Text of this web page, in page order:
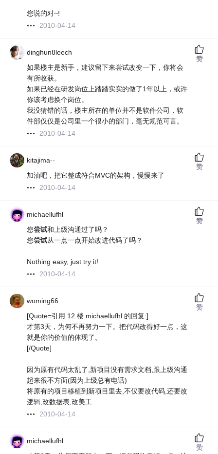
您说的对~!
2010-04-14
dinghun8leech
如果楼主是新手，建议留下来尝试改变一下，你将会
有所收获。
如果已经在研发岗位上踏踏实实的做了1年以上，或许
你该考虑换个岗位。
我没猜错的话，楼主所在的单位并不是软件公司，软
件部仅仅是公司里一个很小的部门，毫无规范可言。
2010-04-14
赞
kitajima--
加油吧，把它整成符合MVC的架构，慢慢来了
2010-04-14
赞
michaellufhl
您尝试和上级沟通过了吗？
您尝试从一点一点开始改进代码了吗？
Nothing easy, just try it!
2010-04-14
赞
woming66
[Quote=引用 12 楼 michaellufhl 的回复:]
才第3天，为何不再努力一下。把代码改得好一点，这
就是你的价值的体现了。
[/Quote]
因为原有代码太乱了,新项目没有需求文档,跟上级沟通
起来很不方面(因为上级总有电话)
将原有的项目移植到新项目里去,不仅要改代码,还要改
逻辑,改数据表,改美工
2010-04-14
赞
michaellufhl
赞